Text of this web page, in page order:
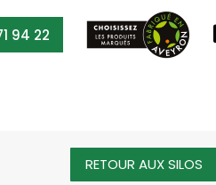
94 22
RETOUR AUX SILOS